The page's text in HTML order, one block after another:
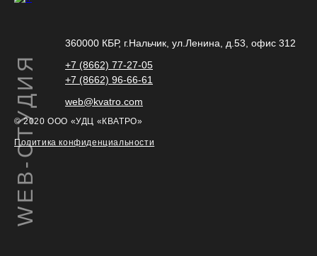
WEB-СТУДИЯ
360000 КБР, г.Нальчик, ул.Ленина, д.53, офис 312
+7 (8662) 77-27-05
+7 (8662) 96-66-61
web@kvatro.com
© 2020 ООО «УДЦ «КВАТРО»
Политика конфиденциальности